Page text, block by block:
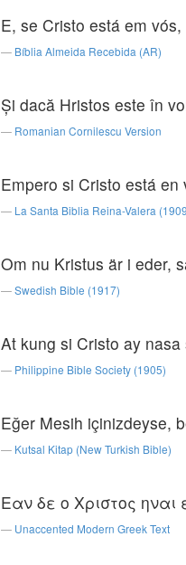
E, se Cristo está em
Bíblia Almeida Recebida (AR)
Şi dacă Hristos este în
Romanian Cornilescu Version
Empero si Cristo está
La Santa Biblia Reina-Valera
Om nu Kristus är i eder,
Swedish Bible (1917)
At kung si Cristo ay
Philippine Bible Society (1905)
Eğer Mesih içinizdeyse,
Kutsal Kitap (New Turkish Bible)
Εαν δε ο Χριστος ηναι
Unaccented Modern Greek Text